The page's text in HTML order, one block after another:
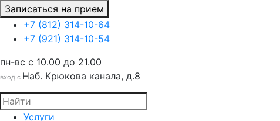
Записаться на прием
+7 (812) 314-10-64
+7 (921) 314-10-54
пн-вс c 10.00 до 21.00
вход с Наб. Крюкова канала, д.8
Услуги